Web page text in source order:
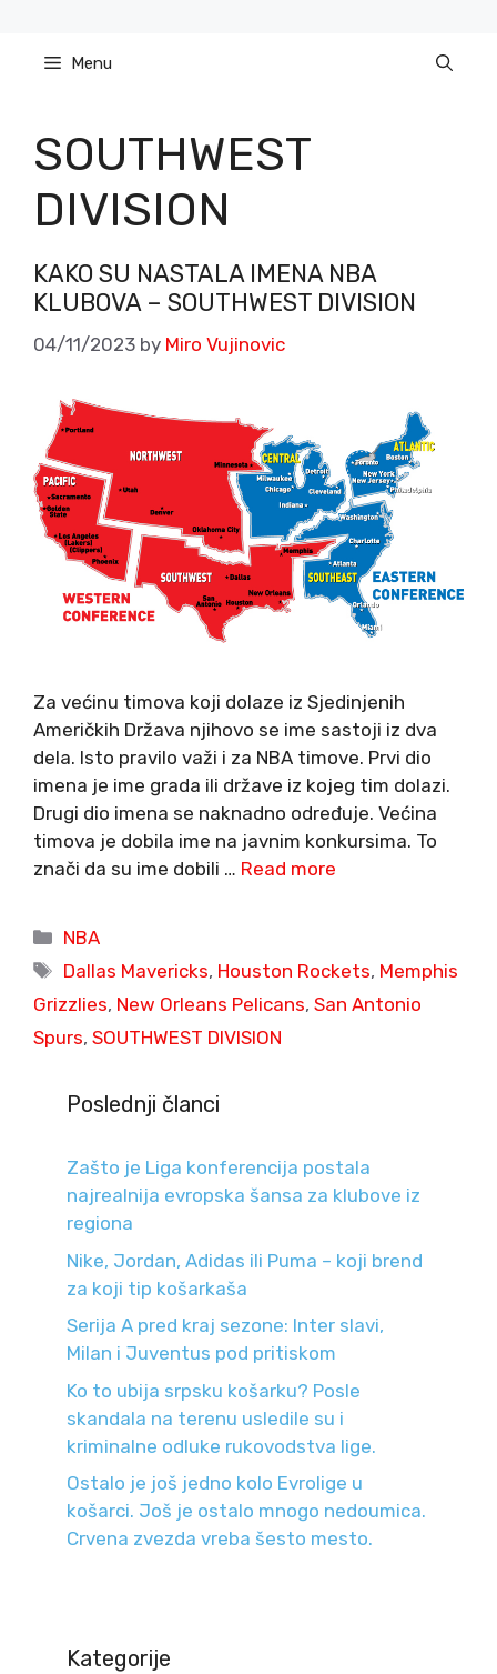
content Menu
SOUTHWEST
DIVISION
KAKO SU NASTALA IMENA NBA
KLUBOVA – SOUTHWEST DIVISION
04/11/2023 by Miro Vujinovic
Za većinu timova koji dolaze iz Sjedinjenih
Američkih Država njihovo se ime sastoji iz dva
dela. Isto pravilo važi i za NBA timove. Prvi dio
imena je ime grada ili države iz kojeg tim dolazi.
Drugi dio imena se naknadno određuje. Većina
timova je dobila ime na javnim konkursima. To
znači da su ime dobili … Read more
Categories
NBA
Tags
Dallas Mavericks, Houston Rockets, Memphis
Grizzlies, New Orleans Pelicans, San Antonio
Spurs, SOUTHWEST DIVISION
Poslednji članci
Zašto je Liga konferencija postala
najrealnija evropska šansa za klubove iz
regiona
Nike, Jordan, Adidas ili Puma – koji brend
za koji tip košarkaša
Serija A pred kraj sezone: Inter slavi,
Milan i Juventus pod pritiskom
Ko to ubija srpsku košarku? Posle
skandala na terenu usledile su i
kriminalne odluke rukovodstva lige.
Ostalo je još jedno kolo Evrolige u
košarci. Još je ostalo mnogo nedoumica.
Crvena zvezda vreba šesto mesto.
Kategorije